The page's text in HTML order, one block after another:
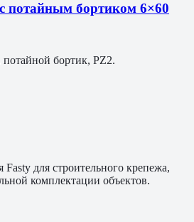
потайным бортиком 6×60
бортик, PZ2.
для строительного крепежа,
комплектации объектов.